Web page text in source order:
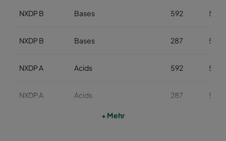
NXDP B Bases 592 592
NXDP B Bases 287 592
NXDP A Acids 592 592
NXDP A Acids 287 592
+ Mehr